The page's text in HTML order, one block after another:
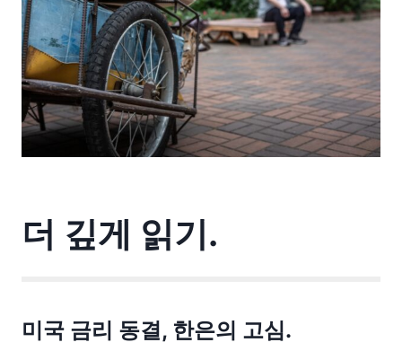
더 깊게 읽기.
미국 금리 동결, 한은의 고심.